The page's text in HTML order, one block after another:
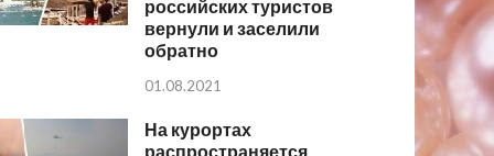
российских туристов
вернули и заселили
обратно
01.08.2021
На курортах
распространяется